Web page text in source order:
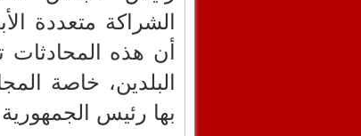
الشراكة متعددة
أن هذه المحادثات
البلدين، خاصة
بها رئيس